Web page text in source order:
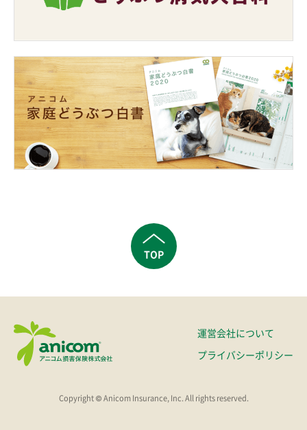
TOP
運営会社について
プライバシーポリシー
Copyright © Anicom Insurance, Inc. All rights reserved.